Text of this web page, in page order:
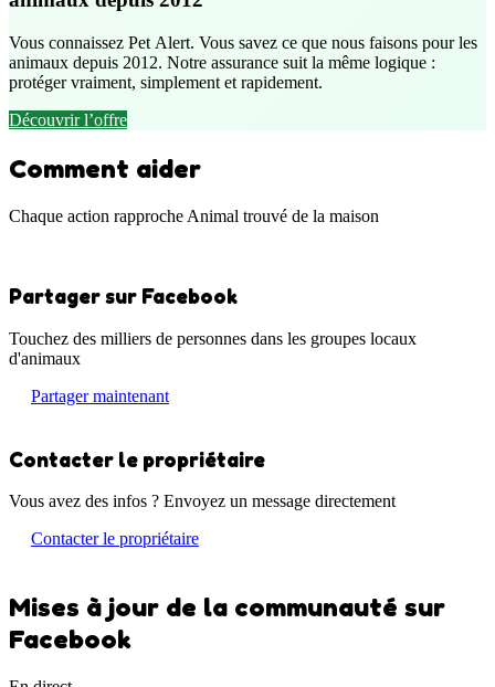
Vous connaissez Pet Alert. Vous savez ce que nous faisons pour les
animaux depuis 2012. Notre assurance suit la même logique :
protéger vraiment, simplement et rapidement.
Découvrir l’offre
Comment aider
Chaque action rapproche Animal trouvé de la maison
Partager sur Facebook
Touchez des milliers de personnes dans les groupes locaux
d'animaux
Partager maintenant
Contacter le propriétaire
Vous avez des infos ? Envoyez un message directement
Contacter le propriétaire
Mises à jour de la communauté sur
Facebook